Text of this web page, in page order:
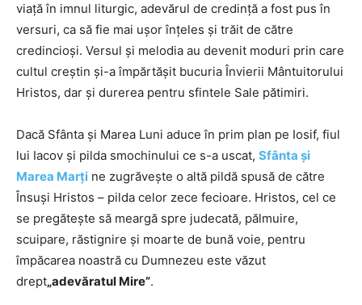
viaţă în imnul liturgic, adevărul de credinţă a fost pus în
versuri, ca să fie mai uşor înţeles şi trăit de către
credincioşi. Versul şi melodia au devenit moduri prin care
cultul creştin şi-a împărtăşit bucuria Învierii Mântuitorului
Hristos, dar şi durerea pentru sfintele Sale pătimiri.
Dacă Sfânta şi Marea Luni aduce în prim plan pe Iosif, fiul
lui Iacov şi pilda smochinului ce s-a uscat, Sfânta şi
Marea Marţi ne zugrăveşte o altă pildă spusă de către
Însuşi Hristos – pilda celor zece fecioare. Hristos, cel ce
se pregăteşte să meargă spre judecată, pălmuire,
scuipare, răstignire şi moarte de bună voie, pentru
împăcarea noastră cu Dumnezeu este văzut
drept„adevăratul Mire”.